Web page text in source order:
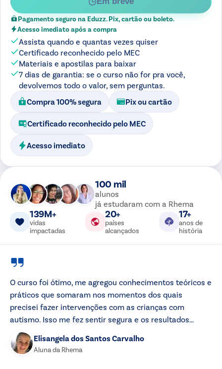
Pagamento seguro na Eduzz. Pix, cartão ou boleto.
Acesso imediato após a compra
Assista quando e quantas vezes quiser
Certificado reconhecido pelo MEC
Materiais e apostilas para baixar
7 dias de garantia: se o curso não for pra você,
devolvemos todo o valor, sem perguntas.
Compra 100% segura
Pix ou cartão
Certificado reconhecido pelo MEC
Acesso imediato
100 mil
alunos
já estudaram com a Rhema
139M+
vidas
impactadas
20+
países
alcançados
17+
anos de
história
O curso foi ótimo, me agregou conhecimentos teóricos e
práticos que somaram nos momentos dos quais
precisei fazer intervenções com as crianças com
autismo. Isso me fez sentir segura e os resultados
foram bastantes aplicáveis.
Elisangela dos Santos Carvalho
Aluna da Rhema